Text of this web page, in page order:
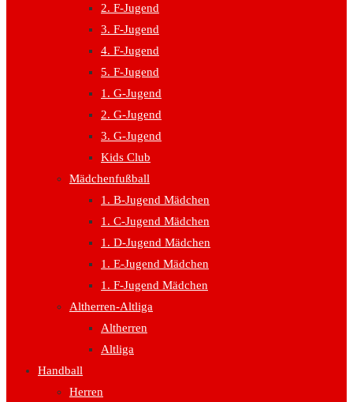
2. F-Jugend
3. F-Jugend
4. F-Jugend
5. F-Jugend
1. G-Jugend
2. G-Jugend
3. G-Jugend
Kids Club
Mädchenfußball
1. B-Jugend Mädchen
1. C-Jugend Mädchen
1. D-Jugend Mädchen
1. E-Jugend Mädchen
1. F-Jugend Mädchen
Altherren-Altliga
Altherren
Altliga
Handball
Herren